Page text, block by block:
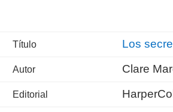
Título Los
Autor Clare
Editorial